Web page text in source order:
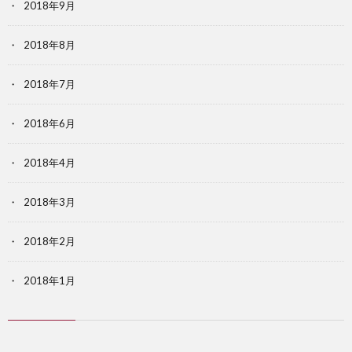
2018年9月
2018年8月
2018年7月
2018年6月
2018年4月
2018年3月
2018年2月
2018年1月